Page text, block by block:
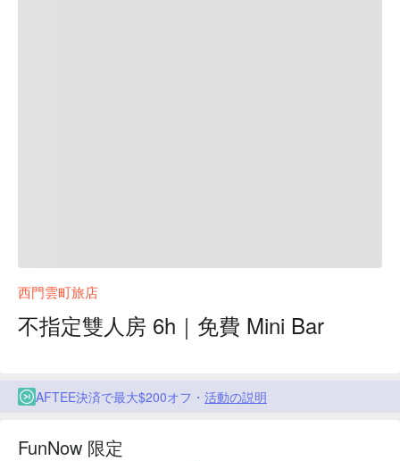
西門雲町旅店
不指定雙人房 6h｜免費 Mini Bar
AFTEE決済で最大$200オフ・ 活動の説明
FunNow 限定